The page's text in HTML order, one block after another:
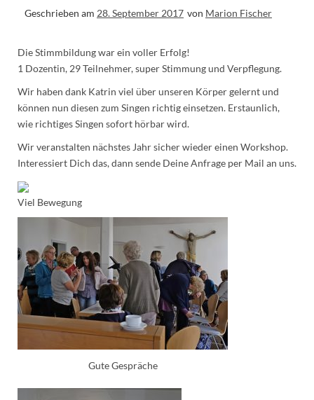
Geschrieben am 28. September 2017 von Marion Fischer
Die Stimmbildung war ein voller Erfolg!
1 Dozentin, 29 Teilnehmer, super Stimmung und Verpflegung.
Wir haben dank Katrin viel über unseren Körper gelernt und
können nun diesen zum Singen richtig einsetzen. Erstaunlich,
wie richtiges Singen sofort hörbar wird.
Wir veranstalten nächstes Jahr sicher wieder einen Workshop.
Interessiert Dich das, dann sende Deine Anfrage per Mail an uns.
Viel Bewegung
Gute Gespräche